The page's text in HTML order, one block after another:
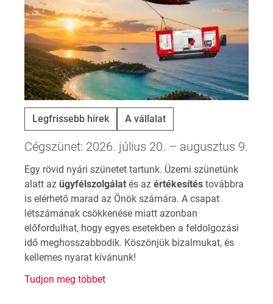
Legfrissebb hírek A vállalat
Cégszünet: 2026. július 20. – augusztus 9.
Egy rövid nyári szünetet tartunk. Üzemi szünetünk
alatt az ügyfélszolgálat és az értékesítés továbbra
is elérhető marad az Önök számára. A csapat
létszámának csökkenése miatt azonban
előfordulhat, hogy egyes esetekben a feldolgozási
idő meghosszabbodik. Köszönjük bizalmukat, és
kellemes nyarat kívánunk!
Tudjon meg többet